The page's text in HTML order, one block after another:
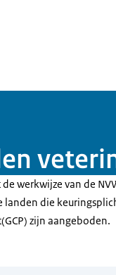
werkwijze van de
landen die
zijn aangeboden.